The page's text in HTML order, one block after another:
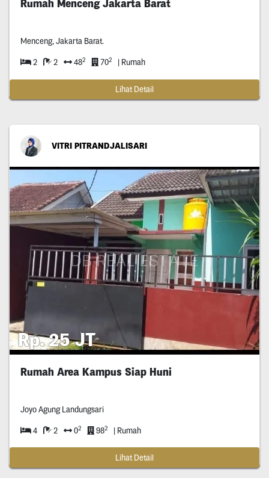
Rumah Menceng Jakarta Barat
Menceng, Jakarta Barat.
2 2 482 702 | Rumah
Lihat Detail
VITRI PITRANDJALISARI
Rp. 25 JT
Rumah Area Kampus Siap Huni
Joyo Agung Landungsari
4 2 02 982 | Rumah
Lihat Detail